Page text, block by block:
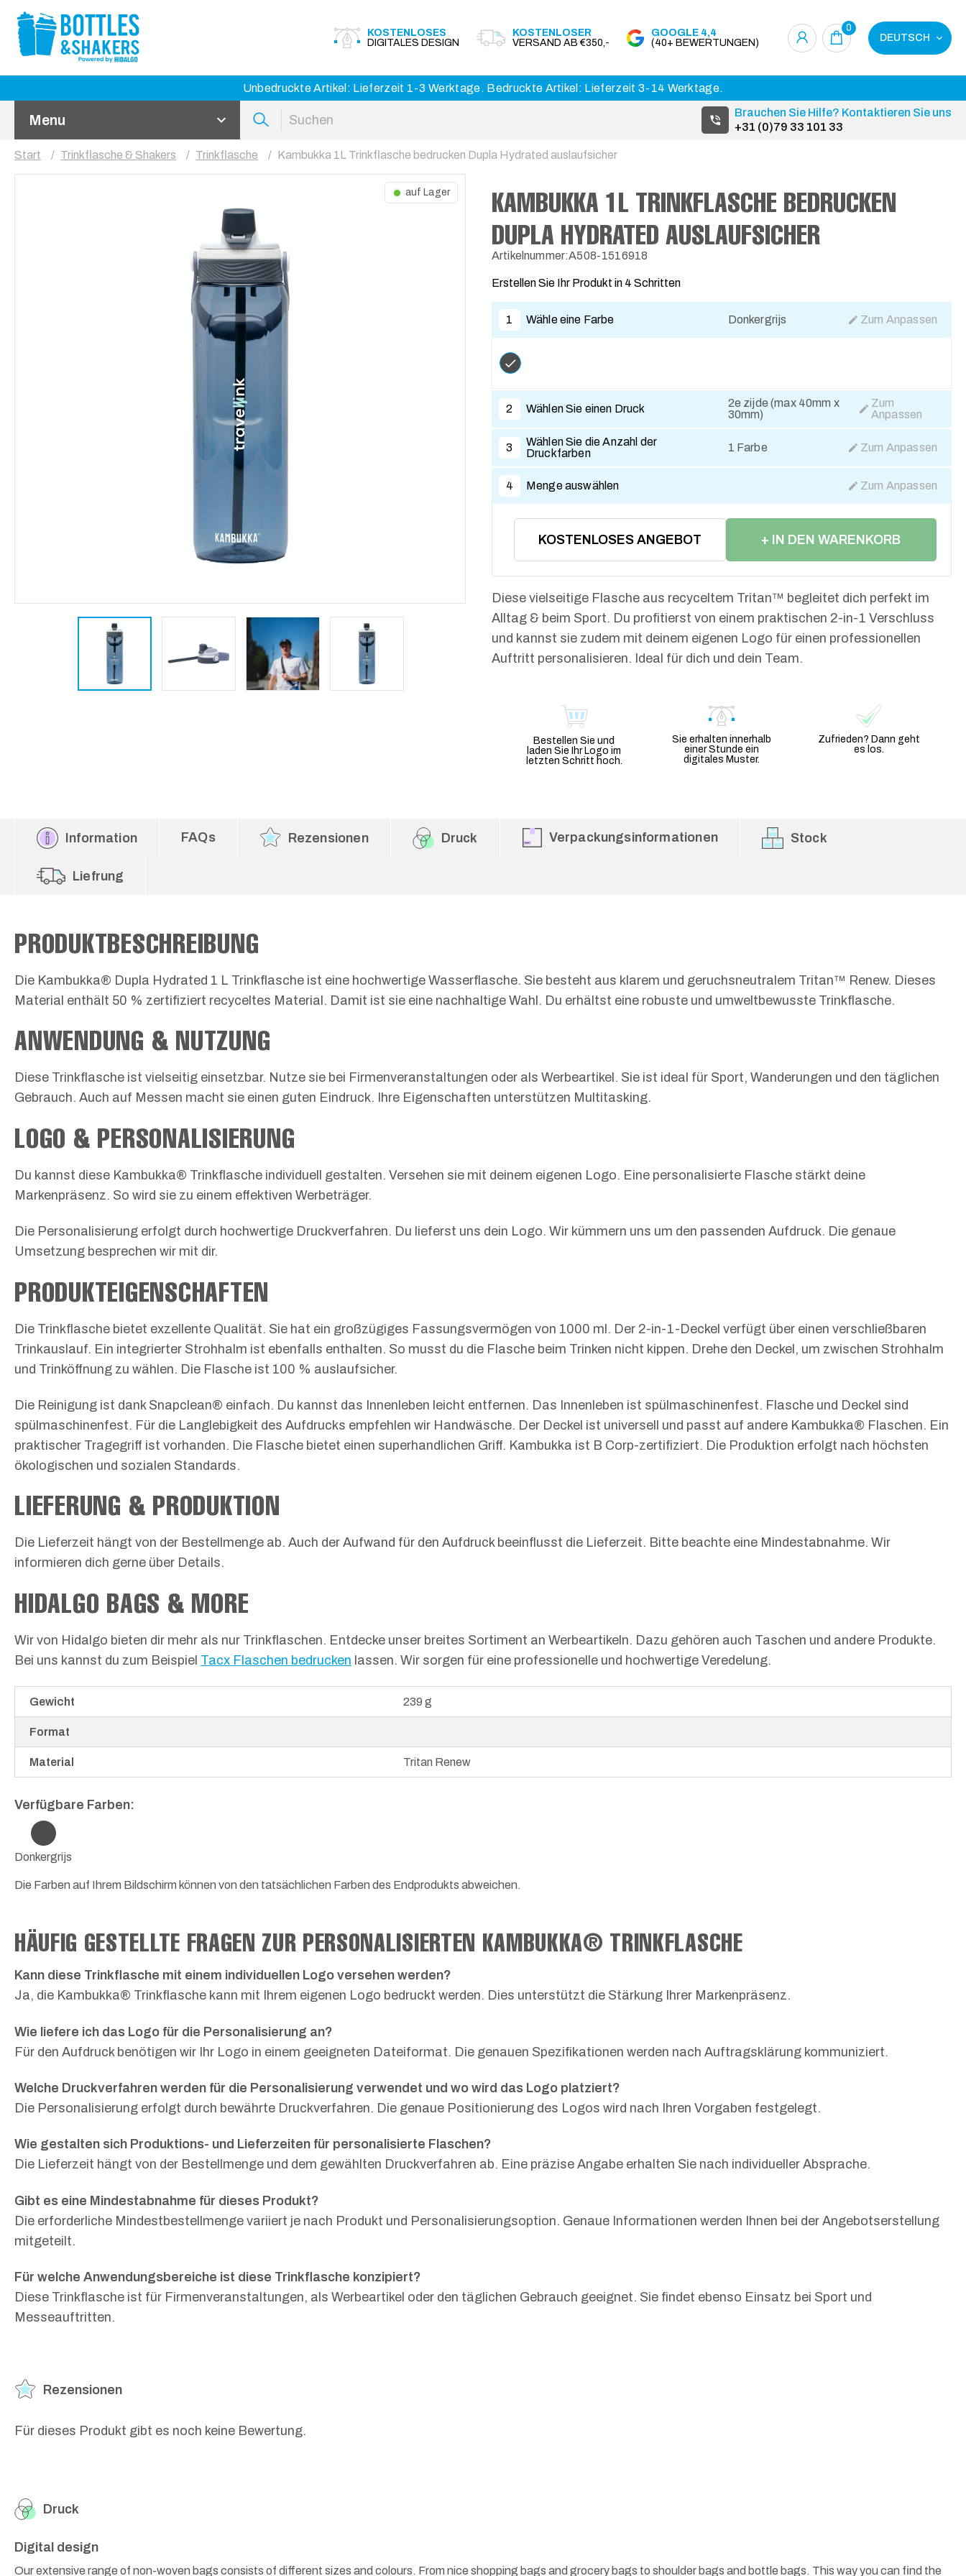
KOSTENLOSES
DIGITALES DESIGN
KOSTENLOSER
VERSAND AB €350,-
GOOGLE 4,4
(40+ BEWERTUNGEN)
0
DEUTSCH
Unbedruckte Artikel: Lieferzeit 1-3 Werktage. Bedruckte Artikel: Lieferzeit 3-14 Werktage.
Menu
Brauchen Sie Hilfe? Kontaktieren Sie uns
+31 (0)79 33 101 33
Start Trinkflasche & Shakers Trinkflasche Kambukka 1L Trinkflasche bedrucken Dupla Hydrated auslaufsicher
auf Lager
KAMBUKKA 1L TRINKFLASCHE BEDRUCKEN
DUPLA HYDRATED AUSLAUFSICHER
Artikelnummer:A508-1516918
Erstellen Sie Ihr Produkt in 4 Schritten
1 Wähle eine Farbe Donkergrijs Zum Anpassen
2 Wählen Sie einen Druck
2e zijde (max 40mm x
30mm)
Zum
Anpassen
3
Wählen Sie die Anzahl der
Druckfarben
1 Farbe Zum Anpassen
4 Menge auswählen Zum Anpassen
KOSTENLOSES ANGEBOT + IN DEN WARENKORB
Diese vielseitige Flasche aus recyceltem Tritan™ begleitet dich perfekt im
Alltag & beim Sport. Du profitierst von einem praktischen 2-in-1 Verschluss
und kannst sie zudem mit deinem eigenen Logo für einen professionellen
Auftritt personalisieren. Ideal für dich und dein Team.
Bestellen Sie und
laden Sie Ihr Logo im
letzten Schritt hoch.
Sie erhalten innerhalb
einer Stunde ein
digitales Muster.
Zufrieden? Dann geht
es los.
Information FAQs Rezensionen Druck Verpackungsinformationen Stock
Liefrung
PRODUKTBESCHREIBUNG
Die Kambukka® Dupla Hydrated 1 L Trinkflasche ist eine hochwertige Wasserflasche. Sie besteht aus klarem und geruchsneutralem Tritan™ Renew. Dieses
Material enthält 50 % zertifiziert recyceltes Material. Damit ist sie eine nachhaltige Wahl. Du erhältst eine robuste und umweltbewusste Trinkflasche.
ANWENDUNG & NUTZUNG
Diese Trinkflasche ist vielseitig einsetzbar. Nutze sie bei Firmenveranstaltungen oder als Werbeartikel. Sie ist ideal für Sport, Wanderungen und den täglichen
Gebrauch. Auch auf Messen macht sie einen guten Eindruck. Ihre Eigenschaften unterstützen Multitasking.
LOGO & PERSONALISIERUNG
Du kannst diese Kambukka® Trinkflasche individuell gestalten. Versehen sie mit deinem eigenen Logo. Eine personalisierte Flasche stärkt deine
Markenpräsenz. So wird sie zu einem effektiven Werbeträger.
Die Personalisierung erfolgt durch hochwertige Druckverfahren. Du lieferst uns dein Logo. Wir kümmern uns um den passenden Aufdruck. Die genaue
Umsetzung besprechen wir mit dir.
PRODUKTEIGENSCHAFTEN
Die Trinkflasche bietet exzellente Qualität. Sie hat ein großzügiges Fassungsvermögen von 1000 ml. Der 2-in-1-Deckel verfügt über einen verschließbaren
Trinkauslauf. Ein integrierter Strohhalm ist ebenfalls enthalten. So musst du die Flasche beim Trinken nicht kippen. Drehe den Deckel, um zwischen Strohhalm
und Trinköffnung zu wählen. Die Flasche ist 100 % auslaufsicher.
Die Reinigung ist dank Snapclean® einfach. Du kannst das Innenleben leicht entfernen. Das Innenleben ist spülmaschinenfest. Flasche und Deckel sind
spülmaschinenfest. Für die Langlebigkeit des Aufdrucks empfehlen wir Handwäsche. Der Deckel ist universell und passt auf andere Kambukka® Flaschen. Ein
praktischer Tragegriff ist vorhanden. Die Flasche bietet einen superhandlichen Griff. Kambukka ist B Corp-zertifiziert. Die Produktion erfolgt nach höchsten
ökologischen und sozialen Standards.
LIEFERUNG & PRODUKTION
Die Lieferzeit hängt von der Bestellmenge ab. Auch der Aufwand für den Aufdruck beeinflusst die Lieferzeit. Bitte beachte eine Mindestabnahme. Wir
informieren dich gerne über Details.
HIDALGO BAGS & MORE
Wir von Hidalgo bieten dir mehr als nur Trinkflaschen. Entdecke unser breites Sortiment an Werbeartikeln. Dazu gehören auch Taschen und andere Produkte.
Bei uns kannst du zum Beispiel Tacx Flaschen bedrucken lassen. Wir sorgen für eine professionelle und hochwertige Veredelung.
Gewicht 239 g
Format
Material Tritan Renew
Verfügbare Farben:
Donkergrijs
Die Farben auf Ihrem Bildschirm können von den tatsächlichen Farben des Endprodukts abweichen.
HÄUFIG GESTELLTE FRAGEN ZUR PERSONALISIERTEN KAMBUKKA® TRINKFLASCHE
Kann diese Trinkflasche mit einem individuellen Logo versehen werden?
Ja, die Kambukka® Trinkflasche kann mit Ihrem eigenen Logo bedruckt werden. Dies unterstützt die Stärkung Ihrer Markenpräsenz.
Wie liefere ich das Logo für die Personalisierung an?
Für den Aufdruck benötigen wir Ihr Logo in einem geeigneten Dateiformat. Die genauen Spezifikationen werden nach Auftragsklärung kommuniziert.
Welche Druckverfahren werden für die Personalisierung verwendet und wo wird das Logo platziert?
Die Personalisierung erfolgt durch bewährte Druckverfahren. Die genaue Positionierung des Logos wird nach Ihren Vorgaben festgelegt.
Wie gestalten sich Produktions- und Lieferzeiten für personalisierte Flaschen?
Die Lieferzeit hängt von der Bestellmenge und dem gewählten Druckverfahren ab. Eine präzise Angabe erhalten Sie nach individueller Absprache.
Gibt es eine Mindestabnahme für dieses Produkt?
Die erforderliche Mindestbestellmenge variiert je nach Produkt und Personalisierungsoption. Genaue Informationen werden Ihnen bei der Angebotserstellung
mitgeteilt.
Für welche Anwendungsbereiche ist diese Trinkflasche konzipiert?
Diese Trinkflasche ist für Firmenveranstaltungen, als Werbeartikel oder den täglichen Gebrauch geeignet. Sie findet ebenso Einsatz bei Sport und
Messeauftritten.
Rezensionen
Für dieses Produkt gibt es noch keine Bewertung.
Druck
Digital design
Our extensive range of non-woven bags consists of different sizes and colours. From nice shopping bags and grocery bags to shoulder bags and bottle bags. This way you can find the